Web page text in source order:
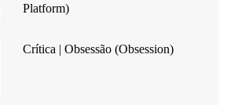
Platform)
Crítica | Obsessão (Obsession)